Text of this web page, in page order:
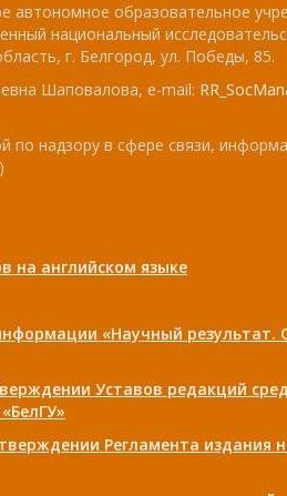
автономное образовательное
национальный
г. Белгород, ул. Победы, 85.
Шаповалова, e-mail:
по надзору в сфере связи,
на английском языке
«Научный результат.
Уставов редакций
Регламента издания